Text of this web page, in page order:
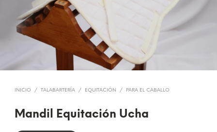
INICIO / TALABARTERÍA / EQUITACIÓN / PARA EL CABALLO
Mandil Equitación Ucha